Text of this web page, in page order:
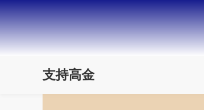
支持高金